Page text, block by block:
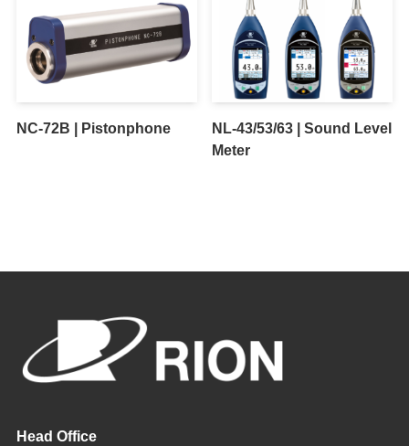
NC-72B | Pistonphone
NL-43/53/63 | Sound Level
Meter
Head Office